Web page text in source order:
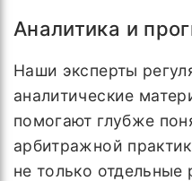
Аналитика и
Наши эксперты
аналитические
помогают глубже
арбитражной
не только отдельные